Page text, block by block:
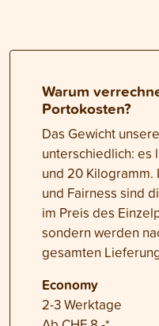
Warum
Portokosten?
Das Gewicht
unterschiedlich: es
und 20 Kilogramm.
und Fairness sind
im Preis des
sondern werden
gesamten
Economy
2-3 Werktage